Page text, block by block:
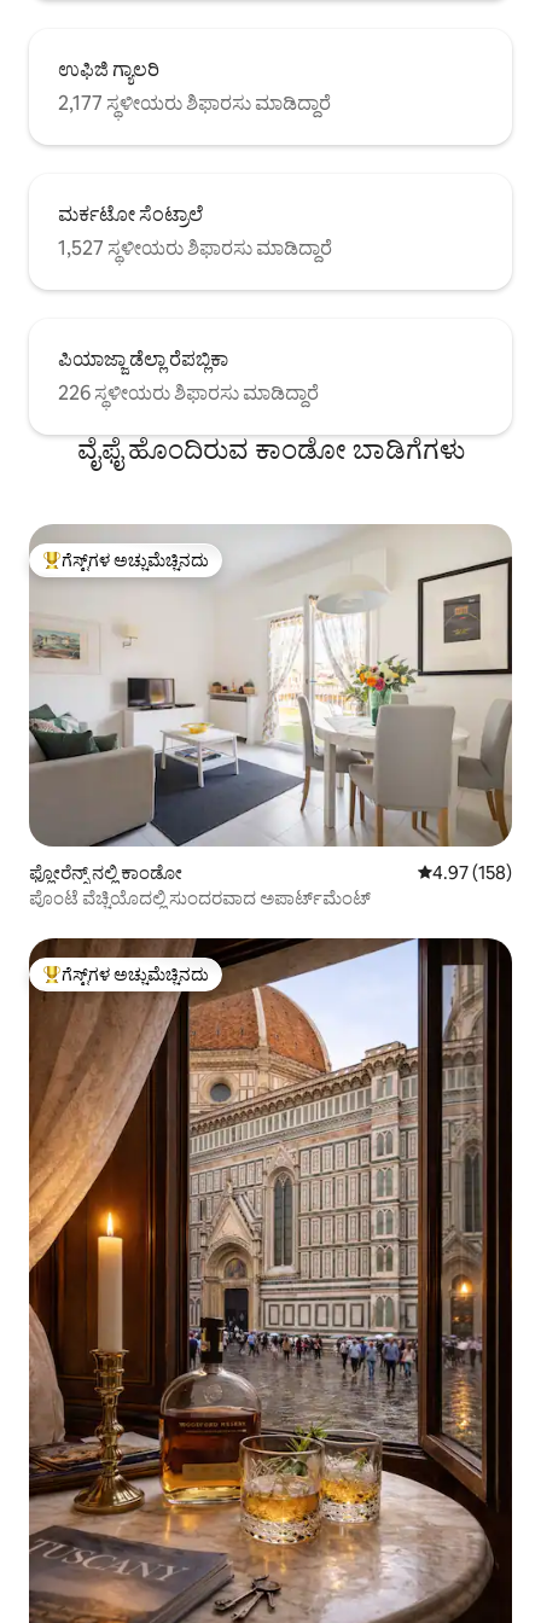
ವಾಕಿಂಗ್: ನಗರ ಕೇಂದ್ರವು ಕೇವಲ 15 ನಿಮಿಷಗಳ
ವಾಕಿಂಗ್‌ನಲ್ಲಿದೆ. ಬಸ್ ಮೂಲಕ: ಕಟ್ಟಡದಿಂದ ಕೆಲವು
ಮೆಟ್ಟಿಲುಗಳ ದೂರದಲ್ಲಿ ಸಿಟಿ ಸೆಂಟರ್ ಮತ್ತು ನಿಲ್ದಾಣಕ್ಕೆ
ಬಸ್‌ಗಳಿವೆ.
ಉಫಿಜಿ ಗ್ಯಾಲರಿ
2,177 ಸ್ಥಳೀಯರು ಶಿಫಾರಸು ಮಾಡಿದ್ದಾರೆ
ಮರ್ಕಟೋ ಸೆಂಟ್ರಾಲೆ
1,527 ಸ್ಥಳೀಯರು ಶಿಫಾರಸು ಮಾಡಿದ್ದಾರೆ
ಪಿಯಾಜ್ಜಾ ಡೆಲ್ಲಾ ರೆಪಬ್ಲಿಕಾ
226 ಸ್ಥಳೀಯರು ಶಿಫಾರಸು ಮಾಡಿದ್ದಾರೆ
ವೈಫೈ ಹೊಂದಿರುವ ಕಾಂಡೋ ಬಾಡಿಗೆಗಳು
ಗೆಸ್ಟ್‌ಗಳಿಗೆ ಅತಿ ಹೆಚ್ಚು ಅಚ್ಚುಮೆಚ್ಚಿನದು
ಗೆಸ್ಟ್‌ಗಳ ಅಚ್ಚುಮೆಚ್ಚಿನದು
ಫ್ಲೋರೆನ್ಸ್ ನಲ್ಲಿ ಕಾಂಡೋ 5 ರಲ್ಲಿ 4.97
4.97 (158)
ಪೊಂಟೆ ವೆಚ್ಚಿಯೊದಲ್ಲಿ ಸುಂದರವಾದ ಅಪಾರ್ಟ್‌ಮೆಂಟ್
ಗೆಸ್ಟ್‌ಗಳಿಗೆ ಅತಿ ಹೆಚ್ಚು ಅಚ್ಚುಮೆಚ್ಚಿನದು
ಗೆಸ್ಟ್‌ಗಳ ಅಚ್ಚುಮೆಚ್ಚಿನದು